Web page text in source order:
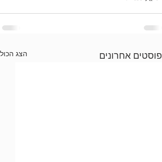
פוסטים אחרונים הצג הכול